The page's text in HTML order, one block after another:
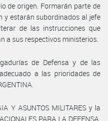
de origen. Formarán parte de
y estarán subordinados al jefe
de las instrucciones que
a sus respectivos ministerios.
de Defensa y de las
a las prioridades de
Y ASUNTOS MILITARES y la
PARA LA DEFENSA,